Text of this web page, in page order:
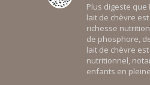
Plus digeste que
lait de chèvre
richesse
de phosphore,
lait de chèvre
nutritionnel,
enfants en